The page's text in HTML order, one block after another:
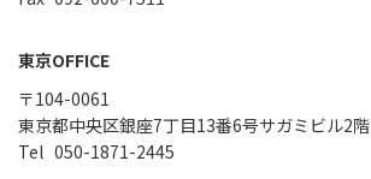
東京OFFICE
〒104-0061
東京都中央区銀座7丁目13番6号サガミビル2階
050-1871-2445